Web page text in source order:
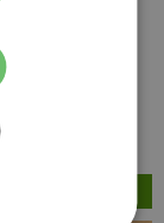
United